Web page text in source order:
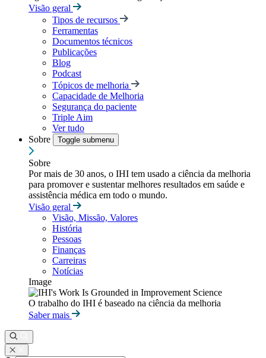
Visão geral
Tipos de recursos
Ferramentas
Documentos técnicos
Publicações
Blog
Podcast
Tópicos de melhoria
Capacidade de Melhoria
Segurança do paciente
Triple Aim
Ver tudo
Sobre
Toggle submenu
Sobre
Por mais de 30 anos, o IHI tem usado a ciência da melhoria
para promover e sustentar melhores resultados em saúde e
assistência médica em todo o mundo.
Visão geral
Visão, Missão, Valores
História
Pessoas
Finanças
Carreiras
Notícias
Image
O trabalho do IHI é baseado na ciência da melhoria
Saber mais